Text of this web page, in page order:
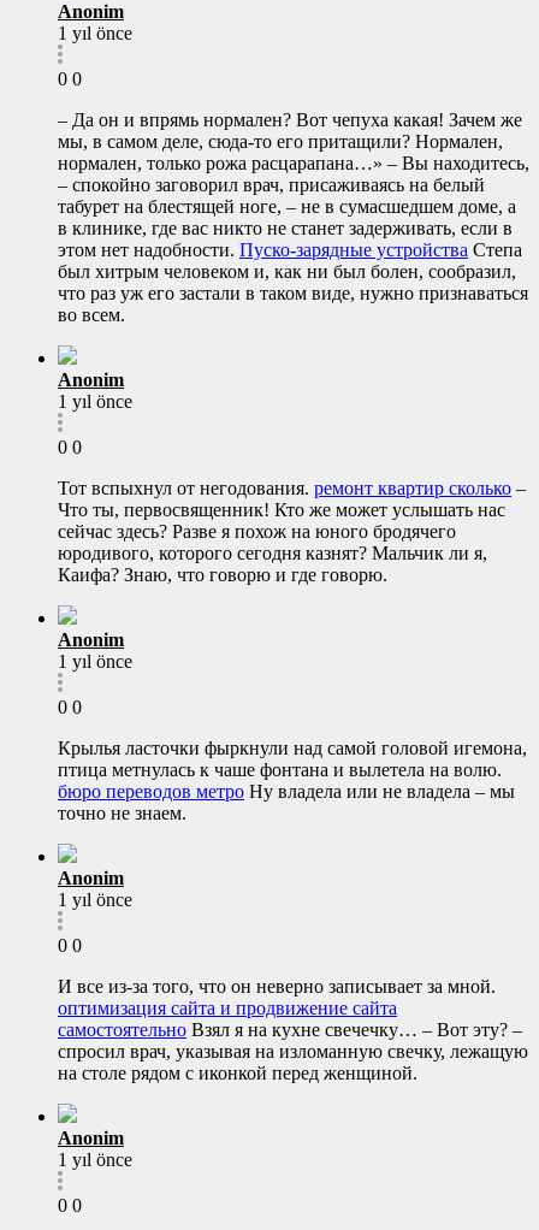
Anonim
1 yıl önce
0 0
– Да он и впрямь нормален? Вот чепуха какая! Зачем же
мы, в самом деле, сюда-то его притащили? Нормален,
нормален, только рожа расцарапана…» – Вы находитесь,
– спокойно заговорил врач, присаживаясь на белый
табурет на блестящей ноге, – не в сумасшедшем доме, а
в клинике, где вас никто не станет задерживать, если в
этом нет надобности. Пуско-зарядные устройства Степа
был хитрым человеком и, как ни был болен, сообразил,
что раз уж его застали в таком виде, нужно признаваться
во всем.
Anonim
1 yıl önce
0 0
Тот вспыхнул от негодования. ремонт квартир сколько –
Что ты, первосвященник! Кто же может услышать нас
сейчас здесь? Разве я похож на юного бродячего
юродивого, которого сегодня казнят? Мальчик ли я,
Каифа? Знаю, что говорю и где говорю.
Anonim
1 yıl önce
0 0
Крылья ласточки фыркнули над самой головой игемона,
птица метнулась к чаше фонтана и вылетела на волю.
бюро переводов метро Ну владела или не владела – мы
точно не знаем.
Anonim
1 yıl önce
0 0
И все из-за того, что он неверно записывает за мной.
оптимизация сайта и продвижение сайта
самостоятельно Взял я на кухне свечечку… – Вот эту? –
спросил врач, указывая на изломанную свечку, лежащую
на столе рядом с иконкой перед женщиной.
Anonim
1 yıl önce
0 0